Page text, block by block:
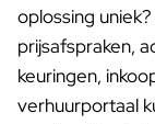
oplossing
prijsafspraken,
keuringen,
verhuurportaal